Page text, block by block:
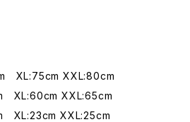
XL:75cm XXL:80cm
XL:60cm XXL:65cm
XXL:25cm